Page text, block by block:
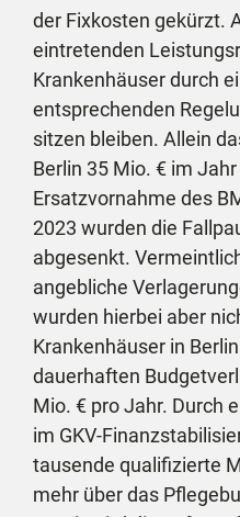
der Fixkosten gekürzt.
eintretenden
Krankenhäuser durch
entsprechenden
sitzen bleiben. Allein
Berlin 35 Mio. € im
Ersatzvornahme des
2023 wurden die
abgesenkt.
angebliche
wurden hierbei aber
Krankenhäuser in
dauerhaften
Mio. € pro Jahr. Durch
im GKV-
tausende qualifizierte
mehr über das